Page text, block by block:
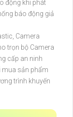
động khi phát
báo động giả
Camera
trọn bộ Camera
cấp an ninh
mua sản phẩm
trình khuyến